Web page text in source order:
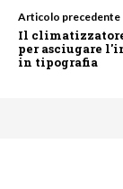
Articolo precedente
Il
per asciugare
in tipografia